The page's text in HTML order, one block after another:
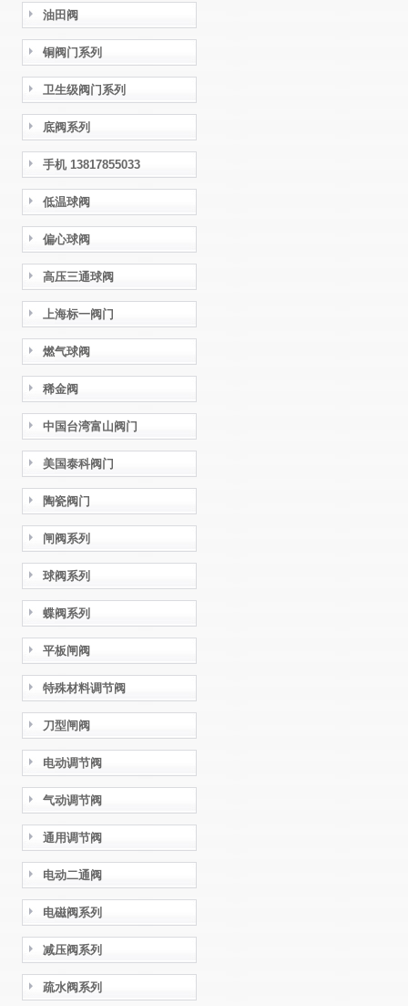
油田阀
铜阀门系列
卫生级阀门系列
底阀系列
手机 13817855033
低温球阀
偏心球阀
高压三通球阀
上海标一阀门
燃气球阀
稀金阀
中国台湾富山阀门
美国泰科阀门
陶瓷阀门
闸阀系列
球阀系列
蝶阀系列
平板闸阀
特殊材料调节阀
刀型闸阀
电动调节阀
气动调节阀
通用调节阀
电动二通阀
电磁阀系列
减压阀系列
疏水阀系列